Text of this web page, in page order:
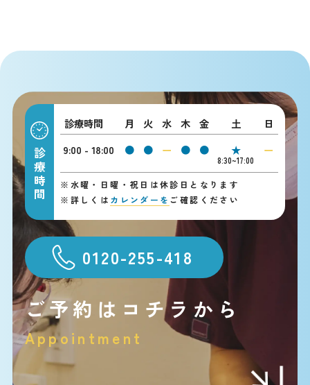
診療時間
診療時間 月 火 水 木 金 土
日
9:00 - 18:00
● ● ー ● ● ★
8:30~17:00
ー
※ 水曜・日曜・祝日は休診日となります
※ 詳しくは カレンダーを ご確認ください
0120-255-418
ご予約はコチラから
Appointment